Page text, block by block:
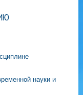
науки и